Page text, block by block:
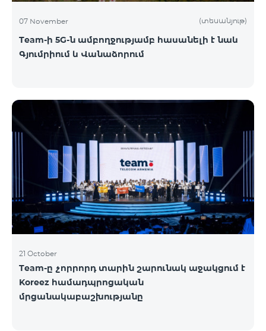
07 November (տեսանյութ)
Team-ի 5G-ն ամբողջությամբ հասանելի է նաև
Գյումրիում և Վանաձորում
21 October
Team-ը չորրորդ տարին շարունակ աջակցում է
Koreez համադպրոցական
մրցանակաբաշխությանը